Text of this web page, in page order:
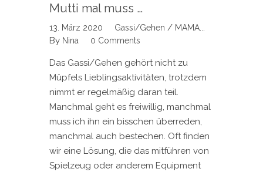
Mutti mal muss …
13. März 2020 Gassi/Gehen / MAMA...
By Nina 0 Comments
Das Gassi/Gehen gehört nicht zu
Müpfels Lieblingsaktivitäten, trotzdem
nimmt er regelmäßig daran teil.
Manchmal geht es freiwillig, manchmal
muss ich ihn ein bisschen überreden,
manchmal auch bestechen. Oft finden
wir eine Lösung, die das mitführen von
Spielzeug oder anderem Equipment